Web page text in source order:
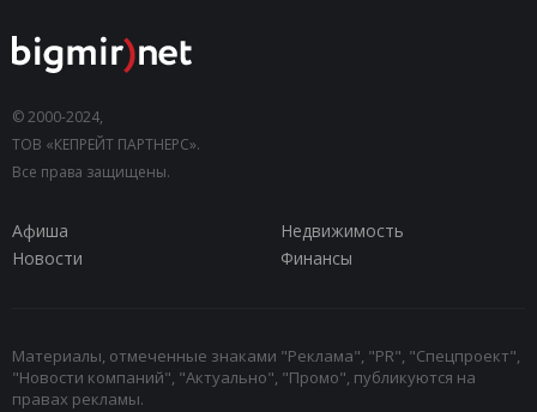
© 2000-2024,
ТОВ «КЕПРЕЙТ ПАРТНЕРС».
Все права защищены.
Афиша
Недвижимость
Новости
Финансы
Материалы, отмеченные знаками "Реклама", "PR", "Спецпроект",
"Новости компаний", "Актуально", "Промо", публикуются на
правах рекламы.